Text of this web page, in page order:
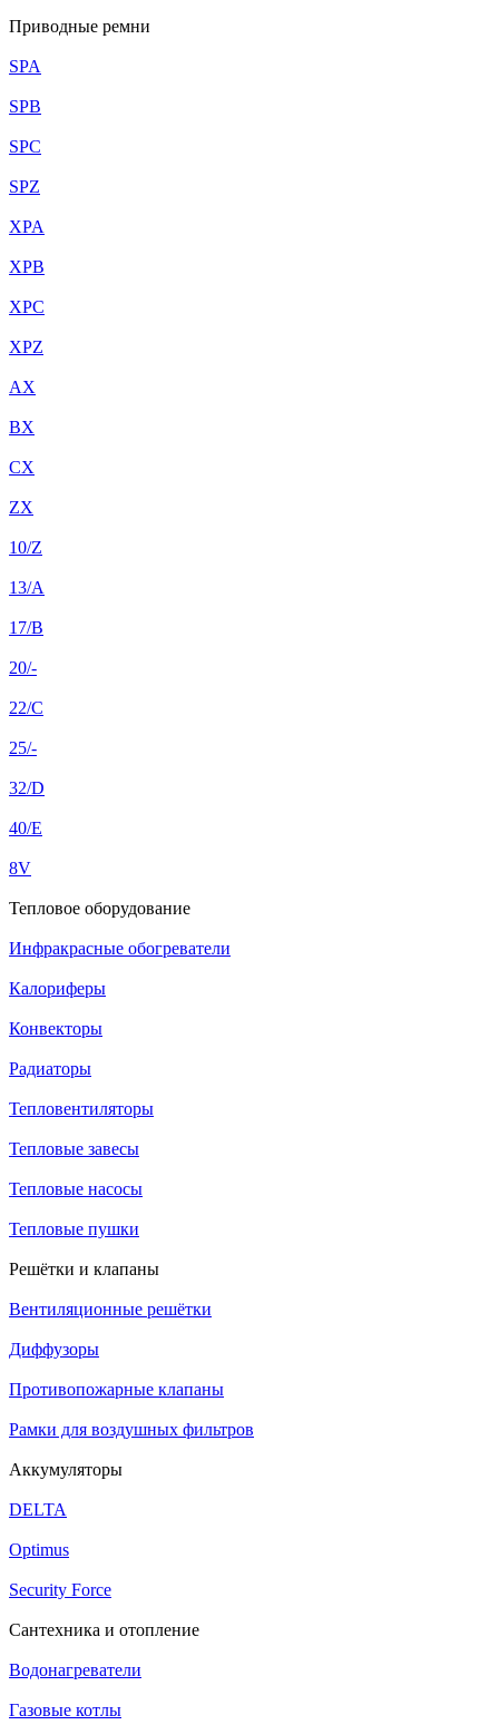
Приводные ремни
SPA
SPB
SPC
SPZ
XPA
XPB
XPC
XPZ
AX
BX
CX
ZX
10/Z
13/A
17/B
20/-
22/C
25/-
32/D
40/E
8V
Тепловое оборудование
Инфракрасные обогреватели
Калориферы
Конвекторы
Радиаторы
Тепловентиляторы
Тепловые завесы
Тепловые насосы
Тепловые пушки
Решётки и клапаны
Вентиляционные решётки
Диффузоры
Противопожарные клапаны
Рамки для воздушных фильтров
Аккумуляторы
DELTA
Optimus
Security Force
Сантехника и отопление
Водонагреватели
Газовые котлы